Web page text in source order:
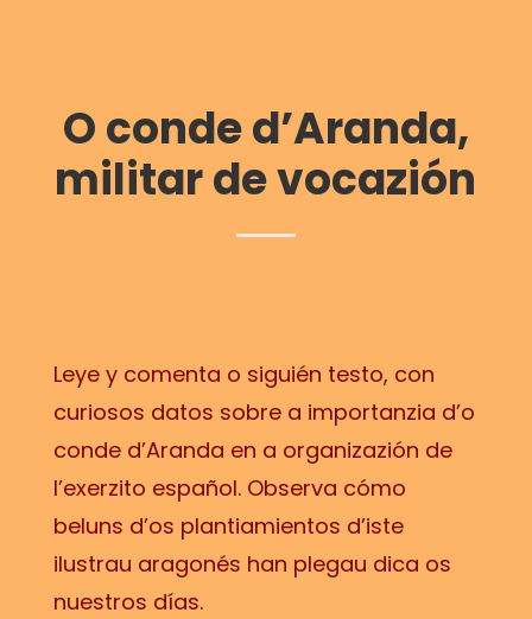
O conde d’Aranda,
militar de vocazión
Leye y comenta o siguién testo, con
curiosos datos sobre a importanzia d’o
conde d’Aranda en a organizazión de
l’exerzito español. Observa cómo
beluns d’os plantiamientos d’iste
ilustrau aragonés han plegau dica os
nuestros días.